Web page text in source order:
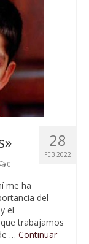
28
FEB 2022
0
me ha
del
el
trabajamos
… Continuar